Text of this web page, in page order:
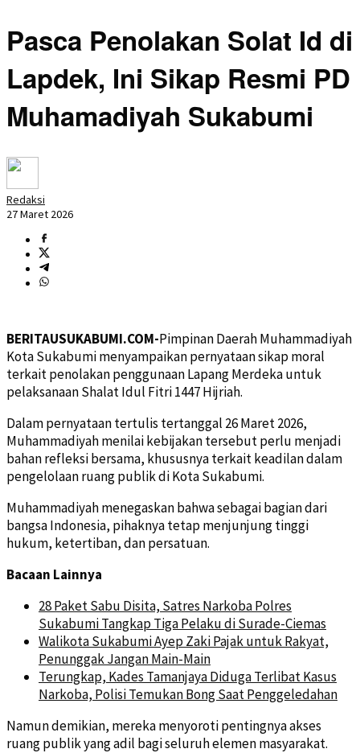
Pasca Penolakan Solat Id di
Lapdek, Ini Sikap Resmi PD
Muhamadiyah Sukabumi
Redaksi
27 Maret 2026
BERITAUSUKABUMI.COM-Pimpinan Daerah Muhammadiyah
Kota Sukabumi menyampaikan pernyataan sikap moral
terkait penolakan penggunaan Lapang Merdeka untuk
pelaksanaan Shalat Idul Fitri 1447 Hijriah.
Dalam pernyataan tertulis tertanggal 26 Maret 2026,
Muhammadiyah menilai kebijakan tersebut perlu menjadi
bahan refleksi bersama, khususnya terkait keadilan dalam
pengelolaan ruang publik di Kota Sukabumi.
Muhammadiyah menegaskan bahwa sebagai bagian dari
bangsa Indonesia, pihaknya tetap menjunjung tinggi
hukum, ketertiban, dan persatuan.
Bacaan Lainnya
28 Paket Sabu Disita, Satres Narkoba Polres
Sukabumi Tangkap Tiga Pelaku di Surade-Ciemas
Walikota Sukabumi Ayep Zaki Pajak untuk Rakyat,
Penunggak Jangan Main-Main
Terungkap, Kades Tamanjaya Diduga Terlibat Kasus
Narkoba, Polisi Temukan Bong Saat Penggeledahan
Namun demikian, mereka menyoroti pentingnya akses
ruang publik yang adil bagi seluruh elemen masyarakat.